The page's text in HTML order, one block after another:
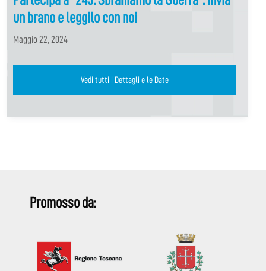
un brano e leggilo con noi
Maggio 22, 2024
Vedi tutti i Dettagli e le Date
Promosso da: